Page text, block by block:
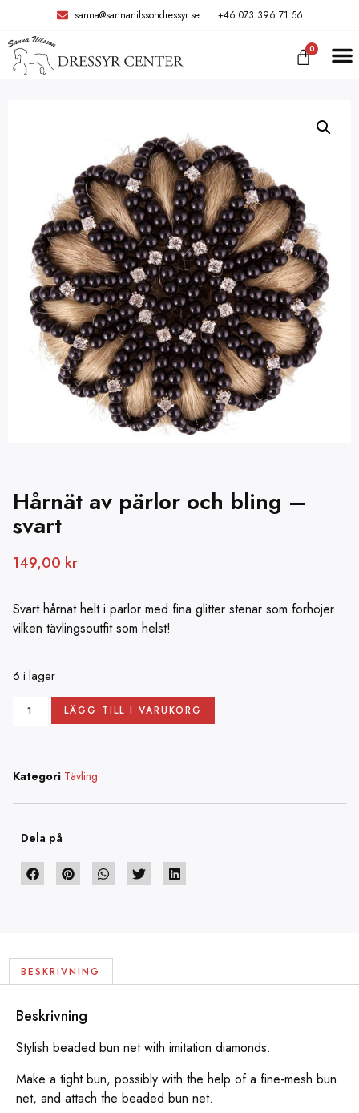
sanna@sannanilssondressyr.se +46 073 396 71 56
0
Hårnät av pärlor och bling –
svart
149,00 kr
Svart hårnät helt i pärlor med fina glitter stenar som förhöjer
vilken tävlingsoutfit som helst!
6 i lager
LÄGG TILL I VARUKORG
Kategori Tävling
Dela på
BESKRIVNING
Beskrivning
Stylish beaded bun net with imitation diamonds.
Make a tight bun, possibly with the help of a fine-mesh bun
net, and attach the beaded bun net.